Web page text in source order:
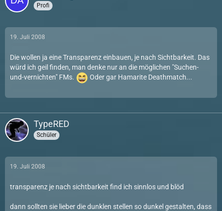
Profi
19. Juli 2008
Die wollen ja eine Transparenz einbauen, je nach Sichtbarkeit. Das
würd ich geil finden, man denke nur an die möglichen "Suchen-
und-vernichten" FMs.
Oder gar Hamarite Deathmatch...
TypeRED
Schüler
19. Juli 2008
transparenz je nach sichtbarkeit find ich sinnlos und blöd
dann sollten sie lieber die dunklen stellen so dunkel gestalten, dass